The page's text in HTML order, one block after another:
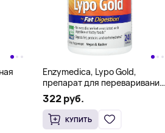
Enzymedica, Lypo Gold,
препарат для переваривания
жиров, 240 капсул
322 руб.
КУПИТЬ